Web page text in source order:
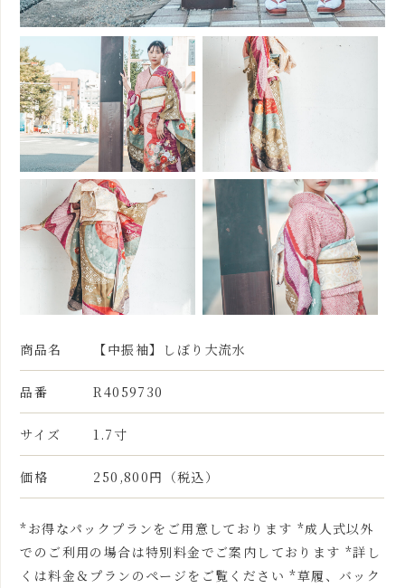
商品名 【中振袖】しぼり大流水
品番 R4059730
サイズ 1.7寸
価格 250,800円（税込）
*お得なパックプランをご用意しております *成人式以外
でのご利用の場合は特別料金でご案内しております *詳し
くは料金＆プランのページをご覧ください *草履、バック